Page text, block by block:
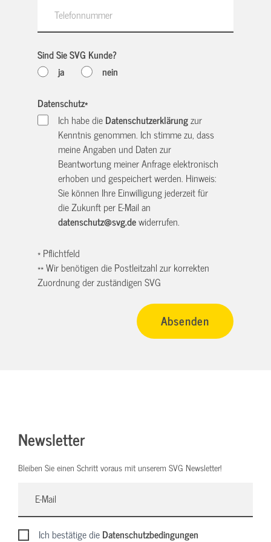
Sind Sie SVG Kunde?
ja
nein
Datenschutz*
Ich habe dieDatenschutzerklärungzur
Kenntnis genommen. Ich stimme zu, dass
meine Angaben und Daten zur
Beantwortung meiner Anfrage elektronisch
erhoben und gespeichert werden. Hinweis:
Sie können Ihre Einwilligung jederzeit für
die Zukunft per E-Mail an
datenschutz@svg.dewiderrufen.
* Pflichtfeld
** Wir benötigen die Postleitzahl zur korrekten
Zuordnung der zuständigen SVG
Newsletter
Bleiben Sie einen Schritt voraus mit unserem SVG Newsletter!
Ich bestätige dieDatenschutzbedingungen